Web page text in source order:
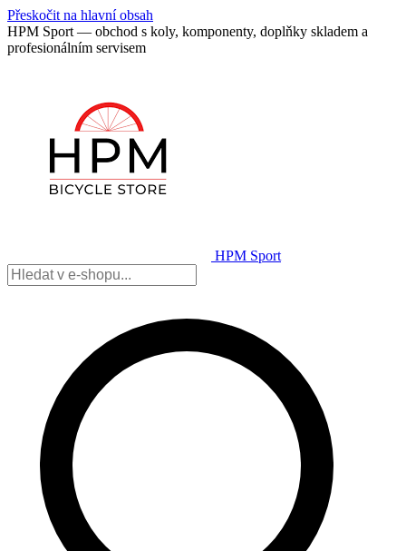
Přeskočit na hlavní obsah
HPM Sport — obchod s koly, komponenty, doplňky skladem a
profesionálním servisem
HPM Sport